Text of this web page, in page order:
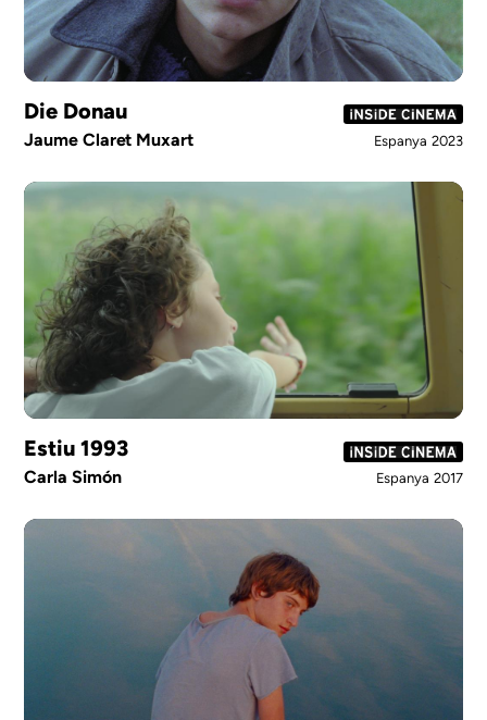
Die Donau
Jaume Claret Muxart Espanya 2023
Estiu 1993
Carla Simón Espanya 2017